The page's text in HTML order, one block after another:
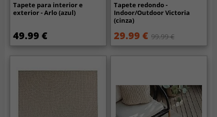
Tapete para interior e
exterior - Arlo (azul)
49.99 €
Tapete redondo -
Indoor/Outdoor Victoria
(cinza)
29.99 € 99.99 €